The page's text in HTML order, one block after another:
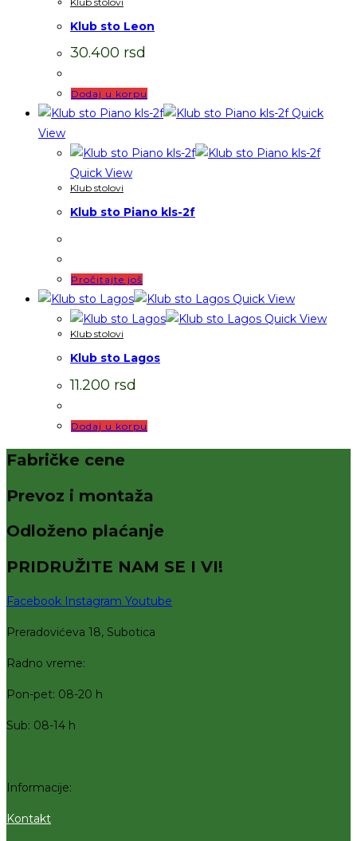
Klub sto Leon
30.400 rsd
Dodaj u korpu
Quick
View
Quick View
Klub stolovi
Klub sto Piano kls-2f
Pročitajte još
Quick View
Quick View
Klub stolovi
Klub sto Lagos
11.200 rsd
Dodaj u korpu
Fabričke cene
Prevoz i montaža
Odloženo plaćanje
PRIDRUŽITE NAM SE I VI!
Facebook Instagram Youtube
Preradovićeva 18, Subotica
Radno vreme:
Pon-pet: 08-20 h
Sub: 08-14 h
Informacije:
Kontakt